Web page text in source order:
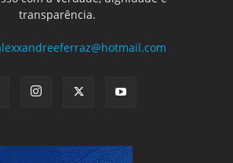
transparência.